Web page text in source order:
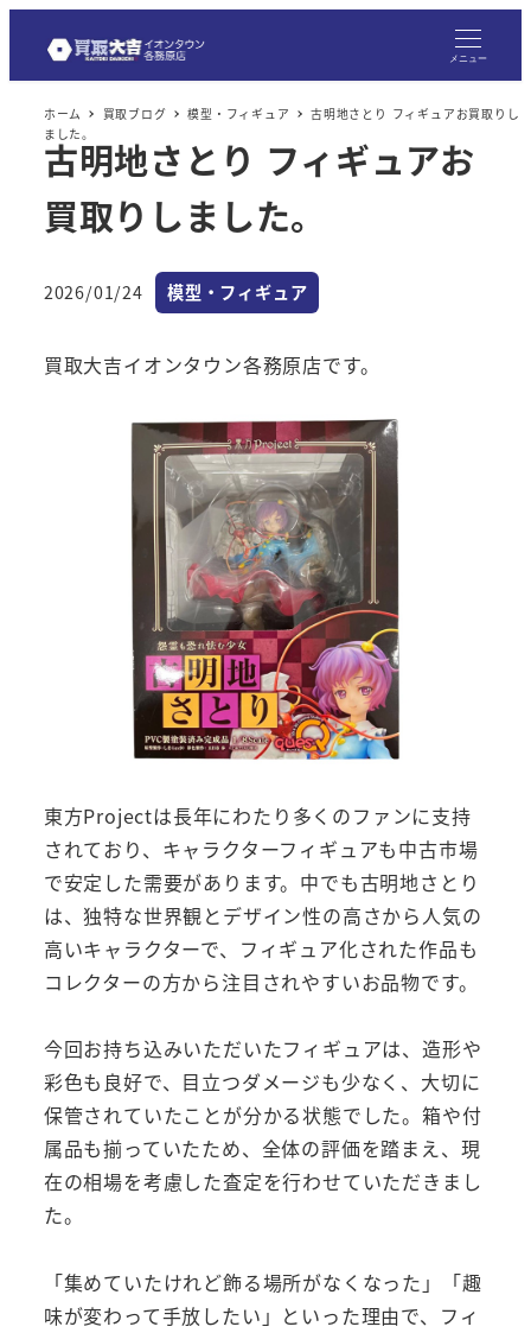
メニュー
ホーム 買取ブログ 模型・フィギュア
古明地さとり フィギュアお買取りし
ました。
古明地さとり フィギュアお
買取りしました。
投稿日
2026/01/24 カテゴリー
模型・フィギュア
買取大吉イオンタウン各務原店です。
東方Projectは長年にわたり多くのファンに支持
されており、キャラクターフィギュアも中古市場
で安定した需要があります。中でも古明地さとり
は、独特な世界観とデザイン性の高さから人気の
高いキャラクターで、フィギュア化された作品も
コレクターの方から注目されやすいお品物です。
今回お持ち込みいただいたフィギュアは、造形や
彩色も良好で、目立つダメージも少なく、大切に
保管されていたことが分かる状態でした。箱や付
属品も揃っていたため、全体の評価を踏まえ、現
在の相場を考慮した査定を行わせていただきまし
た。
「集めていたけれど飾る場所がなくなった」「趣
味が変わって手放したい」といった理由で、フィ